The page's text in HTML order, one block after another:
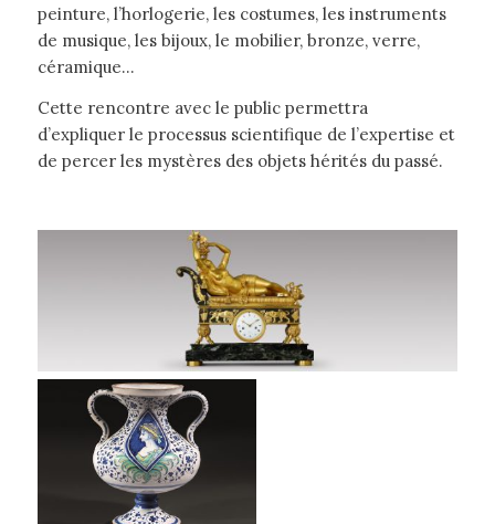
peinture, l’horlogerie, les costumes, les instruments
de musique, les bijoux, le mobilier, bronze, verre,
céramique…
Cette rencontre avec le public permettra
d’expliquer le processus scientifique de l’expertise et
de percer les mystères des objets hérités du passé.